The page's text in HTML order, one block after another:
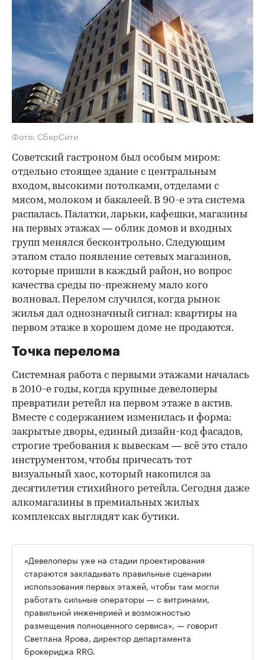
Фото: СберСити
Советский гастроном был особым миром:
отдельно стоящее здание с центральным
входом, высокими потолками, отделами с
мясом, молоком и бакалеей. В 90-е эта система
распалась. Палатки, ларьки, кафешки, магазины
на первых этажах — облик домов и входных
групп менялся бесконтрольно. Следующим
этапом стало появление сетевых магазинов,
которые пришли в каждый район, но вопрос
качества среды по-прежнему мало кого
волновал. Перелом случился, когда рынок
жилья дал однозначный сигнал: квартиры на
первом этаже в хорошем доме не продаются.
Точка перелома
Системная работа с первыми этажами началась
в 2010-е годы, когда крупные девелоперы
превратили ретейл на первом этаже в актив.
Вместе с содержанием изменилась и форма:
закрытые дворы, единый дизайн-код фасадов,
строгие требования к вывескам — всё это стало
инструментом, чтобы причесать тот
визуальный хаос, который накопился за
десятилетия стихийного ретейла. Сегодня даже
алкомагазины в премиальных жилых
комплексах выглядят как бутики.
00:00
«Девелоперы уже на стадии проектирования
стараются закладывать правильные сценарии
использования первых этажей, чтобы там могли
работать сильные операторы — с витринами,
правильной инженерией и возможностью
размещения полноценного сервиса», — говорит
Светлана Ярова, директор департамента
брокериджа RRG.